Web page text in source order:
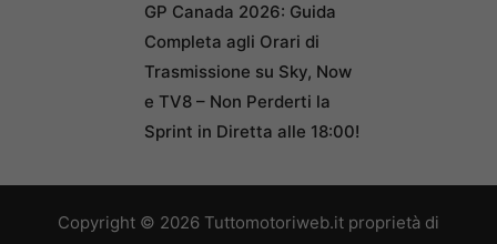
GP Canada 2026: Guida
Completa agli Orari di
Trasmissione su Sky, Now
e TV8 – Non Perderti la
Sprint in Diretta alle 18:00!
Copyright © 2026 Tuttomotoriweb.it proprietà di